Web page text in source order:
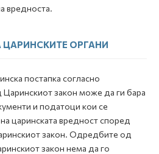
вредноста.
ЦАРИНСКИТЕ ОРГАНИ
постапка согласно
закон може да ги бара
и податоци кои се
царинската вредност според
закон. Одредбите од
закон нема да го